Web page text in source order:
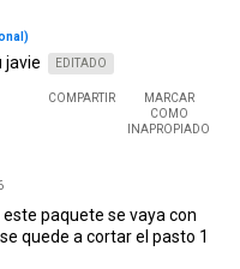
javie EDITADO
COMPARTIR
MARCAR
COMO
INAPROPIADO
paquete se vaya con
quede a cortar el pasto 1